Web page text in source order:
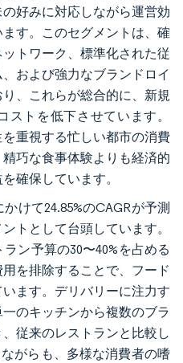
好みに対応しながら運営効
す。このセグメントは、確
トワーク、標準化された従
および強力なブランドロイ
、これらが総合的に、新規
トを低下させています。
重視する忙しい都市の消費
巧な食事体験よりも経済的
確保しています。
けて24.85%のCAGRが予測
トとして台頭しています。
ン予算の30〜40%を占める
を排除することで、フード
ます。デリバリーに注力す
のキッチンから複数のブラ
従来のレストランと比較し
がらも、多様な消費者の嗜